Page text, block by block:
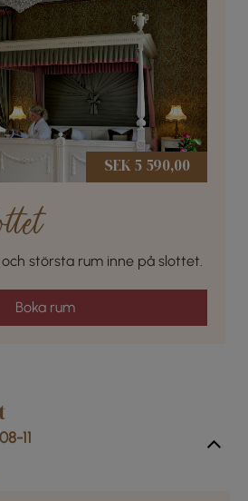
största rum inne på slottet.
SEK 5 590,00
Boka rum
11